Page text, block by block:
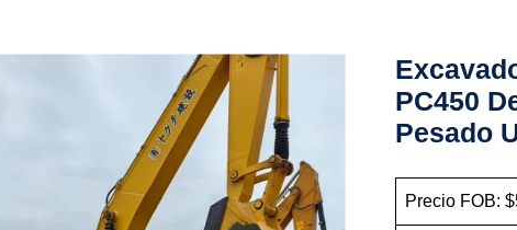
PC450
Pesado
Precio FOB: